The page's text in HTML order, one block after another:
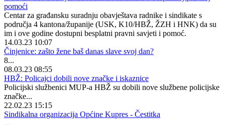
pomoći
Centar za građansku suradnju obavještava radnike i sindikate s
područja 4 kantona/županije (USK, K10/HBŽ, ŽZH i HNK) da su
im i ove godine dostupni besplatni pravni savjeti i pomoć.
14.03.23 10:07
Činjenice: zašto žene baš danas slave svoj dan?
8...
08.03.23 08:55
HBŽ: Policajci dobili nove značke i iskaznice
Policijski službenici MUP-a HBŽ su dobili nove službene policijske
značke...
22.02.23 15:15
Sindikalna organizacija Općine Kupres - Čestitka
...